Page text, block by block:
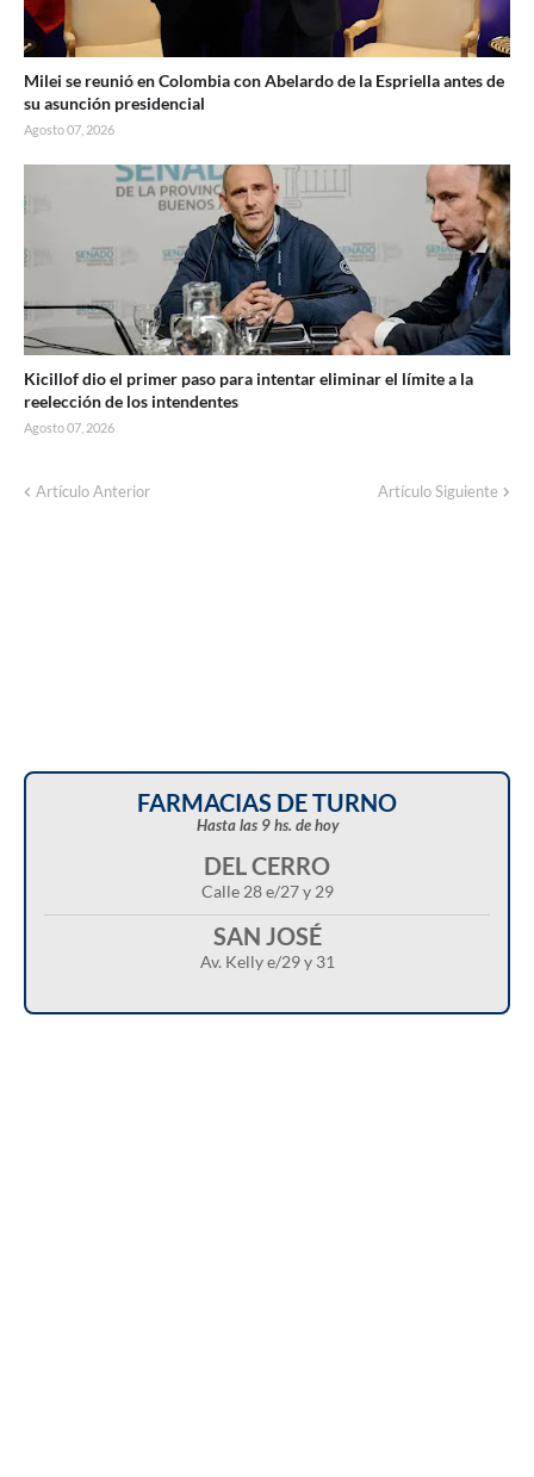
Milei se reunió en Colombia con Abelardo de la Espriella antes de
su asunción presidencial
Agosto 07, 2026
Kicillof dio el primer paso para intentar eliminar el límite a la
reelección de los intendentes
Agosto 07, 2026
Artículo Anterior Artículo Siguiente
FARMACIAS DE TURNO
Hasta las 9 hs. de hoy
DEL CERRO
Calle 28 e/27 y 29
SAN JOSÉ
Av. Kelly e/29 y 31